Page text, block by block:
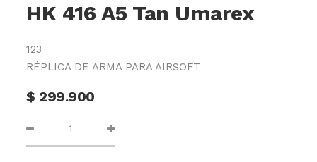
HK 416 A5 Tan Umarex
123
RÉPLICA DE ARMA PARA AIRSOFT
$ 299.900